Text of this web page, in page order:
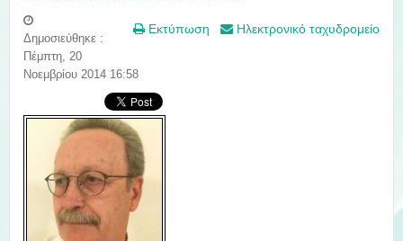
Εκτύπωση Ηλεκτρονικό ταχυδρομείο
Δημοσιεύθηκε :
Πέμπτη, 20
Νοεμβρίου 2014 16:58